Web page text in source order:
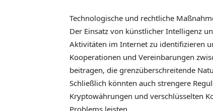
Technologische und rechtliche
Der Einsatz von künstlicher Intelligenz
Aktivitäten im Internet zu identifizieren
Kooperationen und Vereinbarungen
beitragen, die grenzüberschreitende
Schließlich könnten auch strengere
Kryptowährungen und verschlüsselten